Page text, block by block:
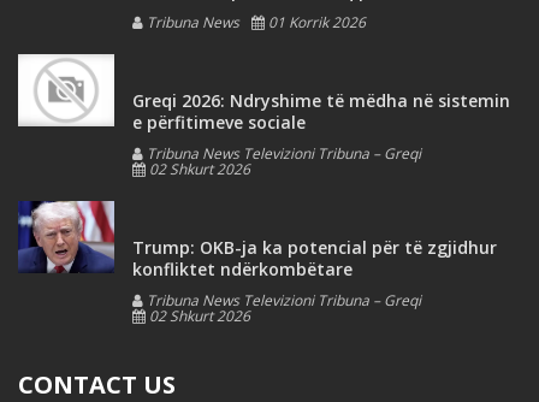
Tribuna News 01 Korrik 2026
Greqi 2026: Ndryshime të mëdha në sistemin
e përfitimeve sociale
Tribuna News Televizioni Tribuna – Greqi
02 Shkurt 2026
Trump: OKB-ja ka potencial për të zgjidhur
konfliktet ndërkombëtare
Tribuna News Televizioni Tribuna – Greqi
02 Shkurt 2026
CONTACT US